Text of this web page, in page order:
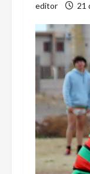
editor 21